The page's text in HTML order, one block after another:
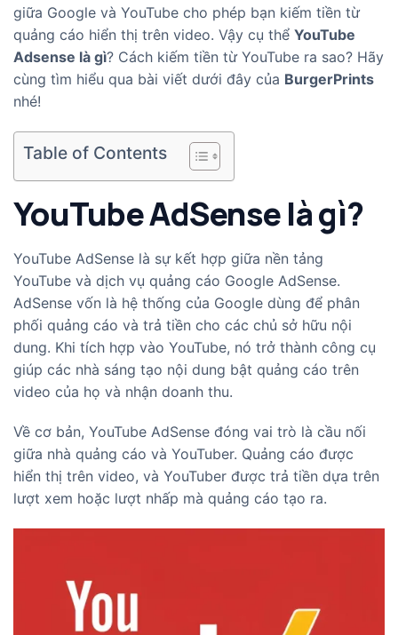
giữa Google và YouTube cho phép bạn kiếm tiền từ
quảng cáo hiển thị trên video. Vậy cụ thể YouTube
Adsense là gì? Cách kiếm tiền từ YouTube ra sao? Hãy
cùng tìm hiểu qua bài viết dưới đây của BurgerPrints
nhé!
Table of Contents
YouTube AdSense là gì?
YouTube AdSense là sự kết hợp giữa nền tảng
YouTube và dịch vụ quảng cáo Google AdSense.
AdSense vốn là hệ thống của Google dùng để phân
phối quảng cáo và trả tiền cho các chủ sở hữu nội
dung. Khi tích hợp vào YouTube, nó trở thành công cụ
giúp các nhà sáng tạo nội dung bật quảng cáo trên
video của họ và nhận doanh thu.
Về cơ bản, YouTube AdSense đóng vai trò là cầu nối
giữa nhà quảng cáo và YouTuber. Quảng cáo được
hiển thị trên video, và YouTuber được trả tiền dựa trên
lượt xem hoặc lượt nhấp mà quảng cáo tạo ra.